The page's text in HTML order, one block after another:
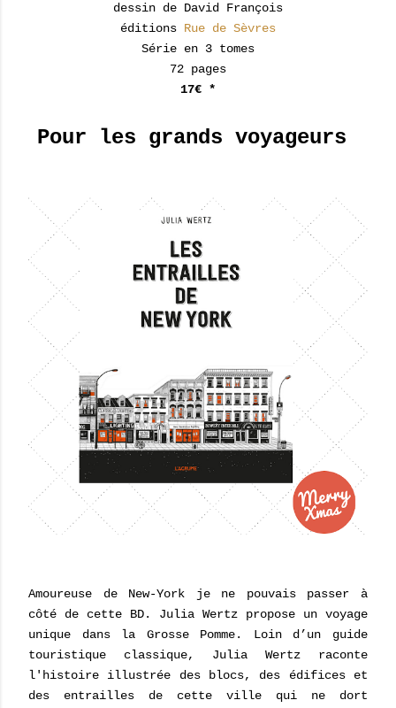
dessin de David François
éditions Rue de Sèvres
Série en 3 tomes
72 pages
17€ *
Pour les grands voyageurs
Amoureuse de New-York je ne pouvais passer à
côté de cette BD. Julia Wertz propose un voyage
unique dans la Grosse Pomme. Loin d’un guide
touristique classique, Julia Wertz raconte
l'histoire illustrée des blocs, des édifices et
des entrailles de cette ville qui ne dort